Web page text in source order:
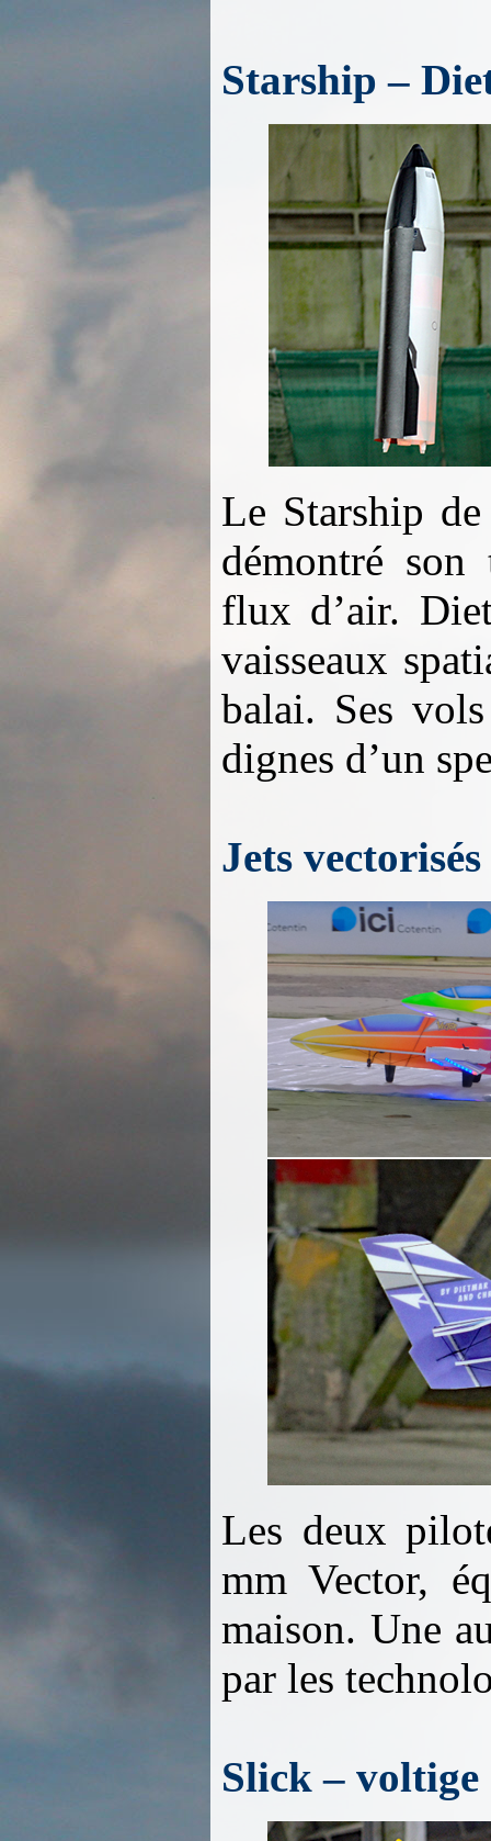
Starship –
Le Starship
démontré
flux d’air.
vaisseaux
balai. Ses
dignes d’un
Jets
Les deux
mm Vector,
maison. Une
par les
Slick – voltige